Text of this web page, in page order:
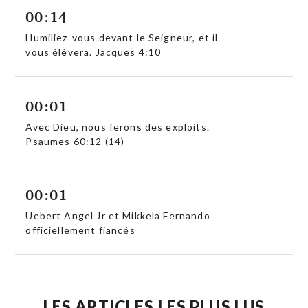
00:14
Humiliez-vous devant le Seigneur, et il
vous élèvera. Jacques 4:10
00:01
Avec Dieu, nous ferons des exploits.
Psaumes 60:12 (14)
00:01
Uebert Angel Jr et Mikkela Fernando
officiellement fiancés